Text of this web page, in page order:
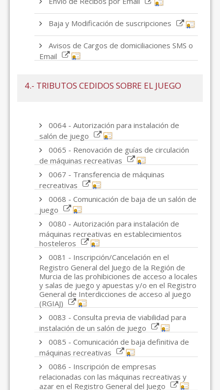
Baja y Modificación de suscripciones
Avisos de Cargos de domiciliaciones SMS o
Email
4.- TRIBUTOS CEDIDOS SOBRE EL JUEGO
0064 - Autorización para instalación de
salón de juego
0065 - Renovación de guías de circulación
de máquinas recreativas
0067 - Transferencia de máquinas
recreativas
0068 - Comunicación de baja de un salón de
juego
0080 - Autorización para instalación de
máquinas recreativas en establecimientos
hosteleros
0081 - Inscripción/Cancelación en el
Registro General del Juego de la Región de
Murcia de las prohibiciones de acceso a locales
y salas de juego y apuestas y/o en el Registro
General de Interdicciones de acceso al juego
(RGIAJ)
0083 - Consulta previa de viabilidad para
instalación de un salón de juego
0085 - Comunicación de baja definitiva de
máquinas recreativas
0086 - Inscripción de empresas
relacionadas con las máquinas recreativas y
azar en el Registro General del Juego